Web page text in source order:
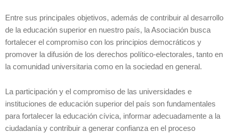
Entre sus principales objetivos, además de contribuir al desarrollo
de la educación superior en nuestro país, la Asociación busca
fortalecer el compromiso con los principios democráticos y
promover la difusión de los derechos político-electorales, tanto en
la comunidad universitaria como en la sociedad en general.
La participación y el compromiso de las universidades e
instituciones de educación superior del país son fundamentales
para fortalecer la educación cívica, informar adecuadamente a la
ciudadanía y contribuir a generar confianza en el proceso